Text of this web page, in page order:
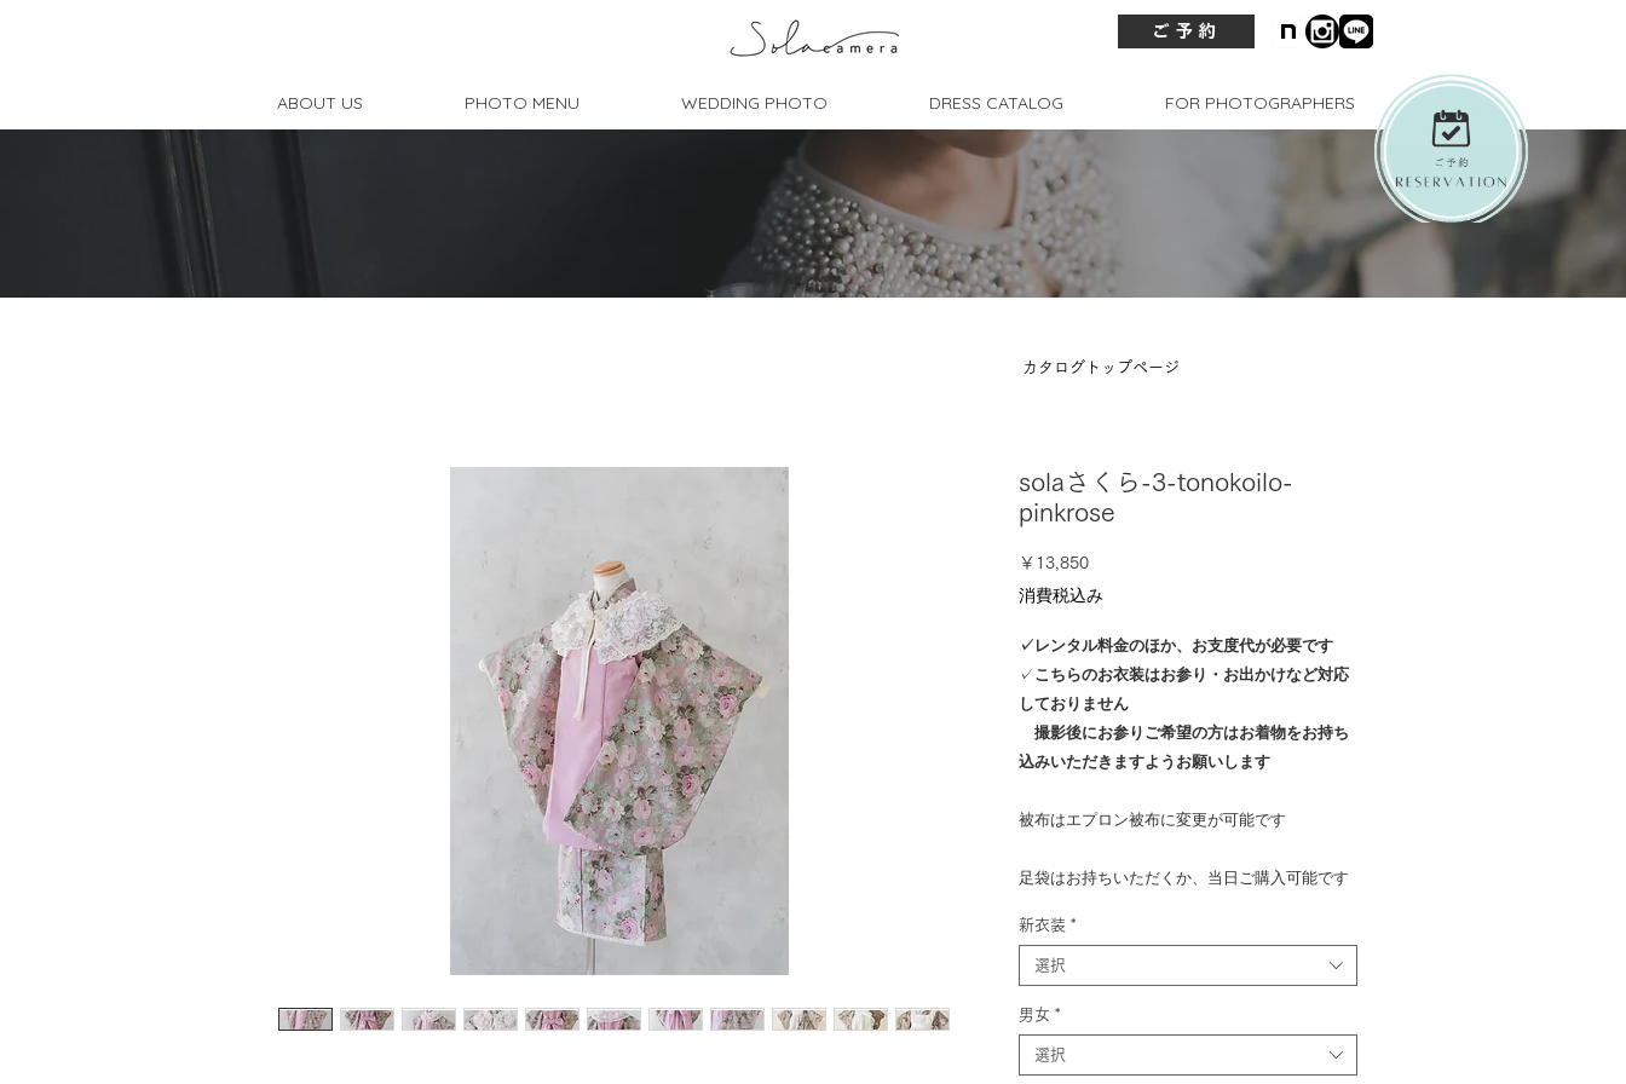
ご予約
ABOUT US PHOTO MENU WEDDING PHOTO DRESS CATALOG FOR PHOTOGRAPHERS
solaさくら-3-tonokoilo-
pinkrose
￥13,850価
消費税込み
✓レンタル料金のほか、お支度代が必要です
✓こちらのお衣装はお参り・お出かけなど対応
しておりません
撮影後にお参りご希望の方はお着物をお持ち
込みいただきますようお願いします
被布はエプロン被布に変更が可能です
足袋はお持ちいただくか、当日ご購入可能です
新衣装 *
選択
男女 *
選択
カタログトップページ